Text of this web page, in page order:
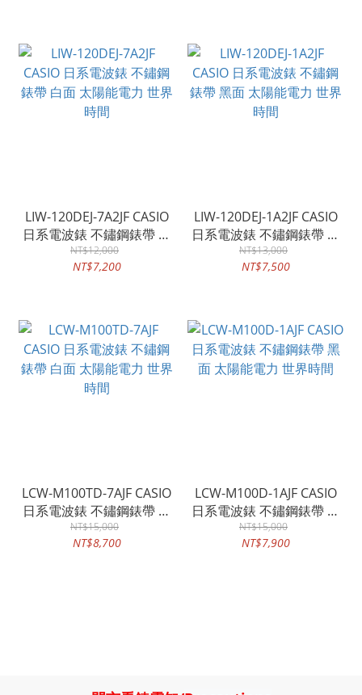
LIW-120DEJ-7A2JF CASIO
日系電波錶 不鏽鋼錶帶 白
面 太陽能電力 世界時間
NT$12,000
NT$7,200
LIW-120DEJ-1A2JF CASIO
日系電波錶 不鏽鋼錶帶 黑
面 太陽能電力 世界時間
NT$13,000
NT$7,500
LCW-M100TD-7AJF CASIO
日系電波錶 不鏽鋼錶帶 白
面 太陽能電力 世界時間
NT$15,000
NT$8,700
LCW-M100D-1AJF CASIO
日系電波錶 不鏽鋼錶帶 黑
面 太陽能電力 世界時間
NT$15,000
NT$7,900